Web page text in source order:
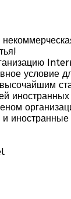
условие
иностранных